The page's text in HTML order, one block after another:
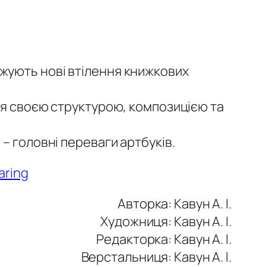
нові втілення книжкових
своєю структурою, композицією та
головні переваги артбуків.
Авторка: Кавун А. І.
Художниця: Кавун А. І.
Редакторка: Кавун А. І.
Верстальниця: Кавун А. І.